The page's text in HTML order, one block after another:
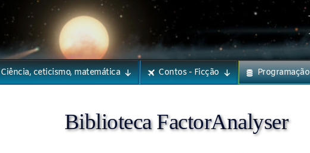
Ciência, ceticismo, matemática Contos - Ficção Programação
Biblioteca FactorAnalyser